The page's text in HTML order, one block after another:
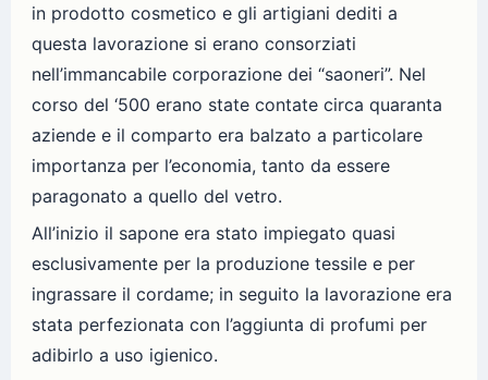
in prodotto cosmetico e gli artigiani dediti a
questa lavorazione si erano consorziati
nell’immancabile corporazione dei “saoneri”. Nel
corso del ‘500 erano state contate circa quaranta
aziende e il comparto era balzato a particolare
importanza per l’economia, tanto da essere
paragonato a quello del vetro.
All’inizio il sapone era stato impiegato quasi
esclusivamente per la produzione tessile e per
ingrassare il cordame; in seguito la lavorazione era
stata perfezionata con l’aggiunta di profumi per
adibirlo a uso igienico.